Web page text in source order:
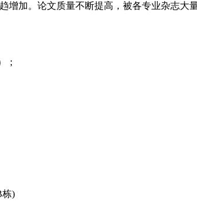
增加。论文质量不断提高，被各专业杂志
；
栋)